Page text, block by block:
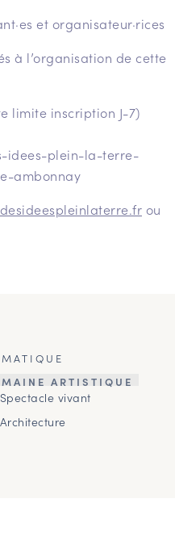
et organisateur·rices
à l’organisation de cette
limite inscription J-7)
idees-plein-la-terre-
ambonnay
ou
ARTISTIQUE
Spectacle vivant
Architecture